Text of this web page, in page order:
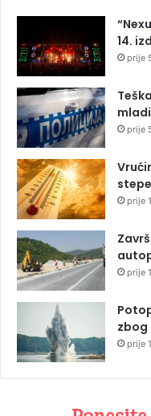
14.
prije
prije
prije
prije
zbog
prije